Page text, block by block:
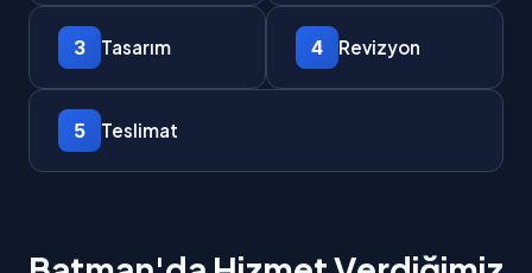
3 Tasarım 4 Revizyon
5 Teslimat